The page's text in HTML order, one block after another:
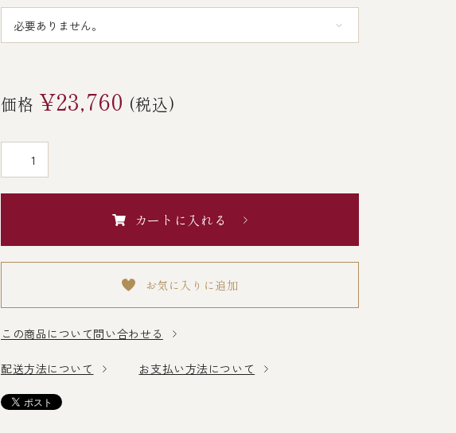
価格 ¥23,760 (税込)
カートに入れる
お気に入りに追加
この商品について問い合わせる
配送方法について お支払い方法について